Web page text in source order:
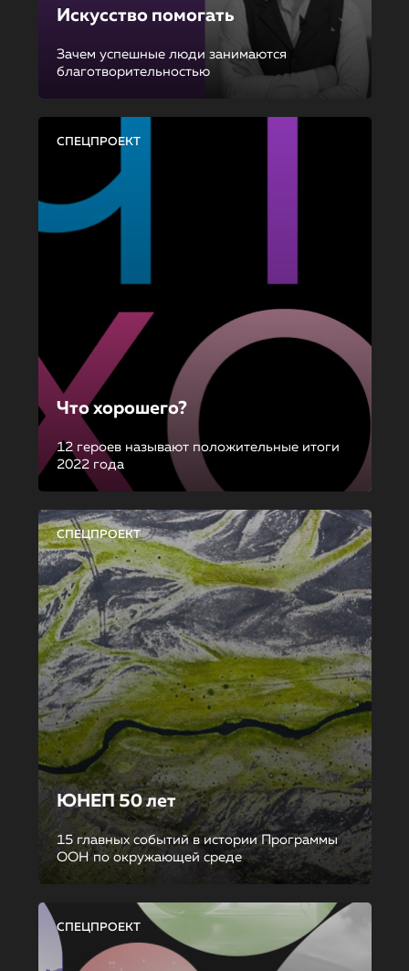
Искусство помогать
Зачем успешные люди занимаются
благотворительностью
СПЕЦПРОЕКТ
Что хорошего?
12 героев называют положительные итоги
2022 года
СПЕЦПРОЕКТ
ЮНЕП 50 лет
15 главных событий в истории Программы
ООН по окружающей среде
СПЕЦПРОЕКТ